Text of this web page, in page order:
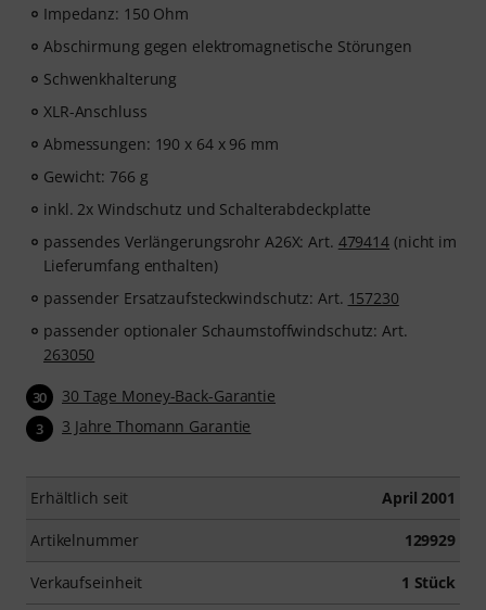
Impedanz: 150 Ohm
Abschirmung gegen elektromagnetische Störungen
Schwenkhalterung
XLR-Anschluss
Abmessungen: 190 x 64 x 96 mm
Gewicht: 766 g
inkl. 2x Windschutz und Schalterabdeckplatte
passendes Verlängerungsrohr A26X: Art. 479414 (nicht im
Lieferumfang enthalten)
passender Ersatzaufsteckwindschutz: Art. 157230
passender optionaler Schaumstoffwindschutz: Art.
263050
30 30 Tage Money-Back-Garantie
3 3 Jahre Thomann Garantie
Erhältlich seit April 2001
Artikelnummer 129929
Verkaufseinheit 1 Stück